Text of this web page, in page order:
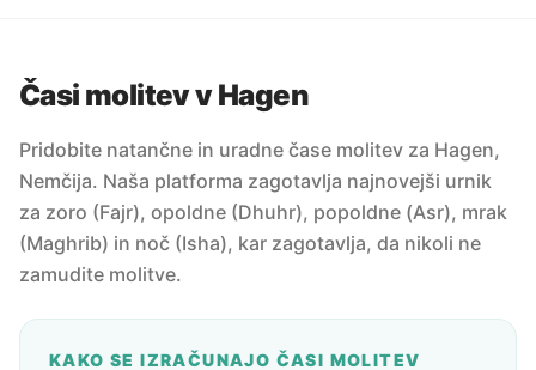
Časi molitev v Hagen
Pridobite natančne in uradne čase molitev za Hagen,
Nemčija. Naša platforma zagotavlja najnovejši urnik
za zoro (Fajr), opoldne (Dhuhr), popoldne (Asr), mrak
(Maghrib) in noč (Isha), kar zagotavlja, da nikoli ne
zamudite molitve.
KAKO SE IZRAČUNAJO ČASI MOLITEV